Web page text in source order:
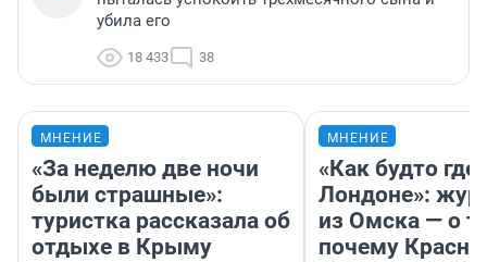
убила его
18 433 38
МНЕНИЕ
«За неделю две ночи
были страшные»:
туристка рассказала об
отдыхе в Крыму
МНЕНИЕ
«Как будто
Лондоне»:
из Омска — о
почему